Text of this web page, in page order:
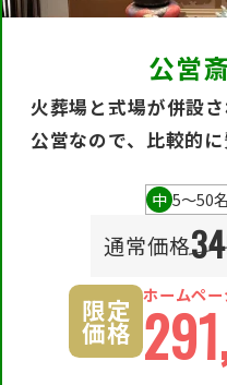
公営
火葬場と式場が併設
公営なので、比較的
中 5〜50名
通常価格
限定
価格
ホームペ